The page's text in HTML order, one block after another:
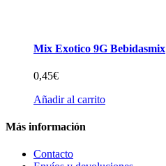
Mix Exotico 9G Bebidasmix
0,45€
Añadir al carrito
Más información
Contacto